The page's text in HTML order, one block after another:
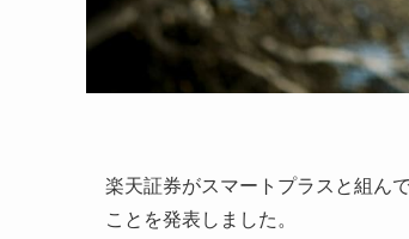
楽天証券がスマートプラスと組ん
ことを発表しました。